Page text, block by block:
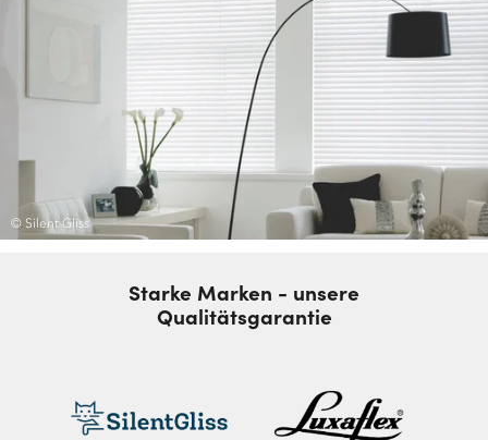
© Silent Gliss
Starke Marken - unsere
Qualitätsgarantie